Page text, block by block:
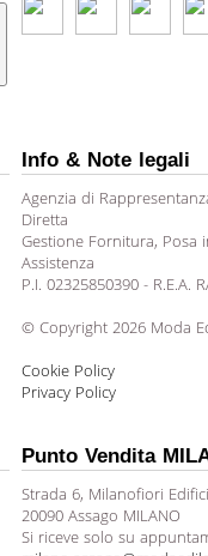
Info & Note legali
Agenzia di
Diretta
Gestione Fornitura, Posa
Assistenza
P.I. 02325850390 - R.E.A.
© Copyright 2026 Moda
Cookie Policy
Privacy Policy
Punto Vendita
Strada 6, Milanofiori
20090 Assago MILANO
Si riceve solo su